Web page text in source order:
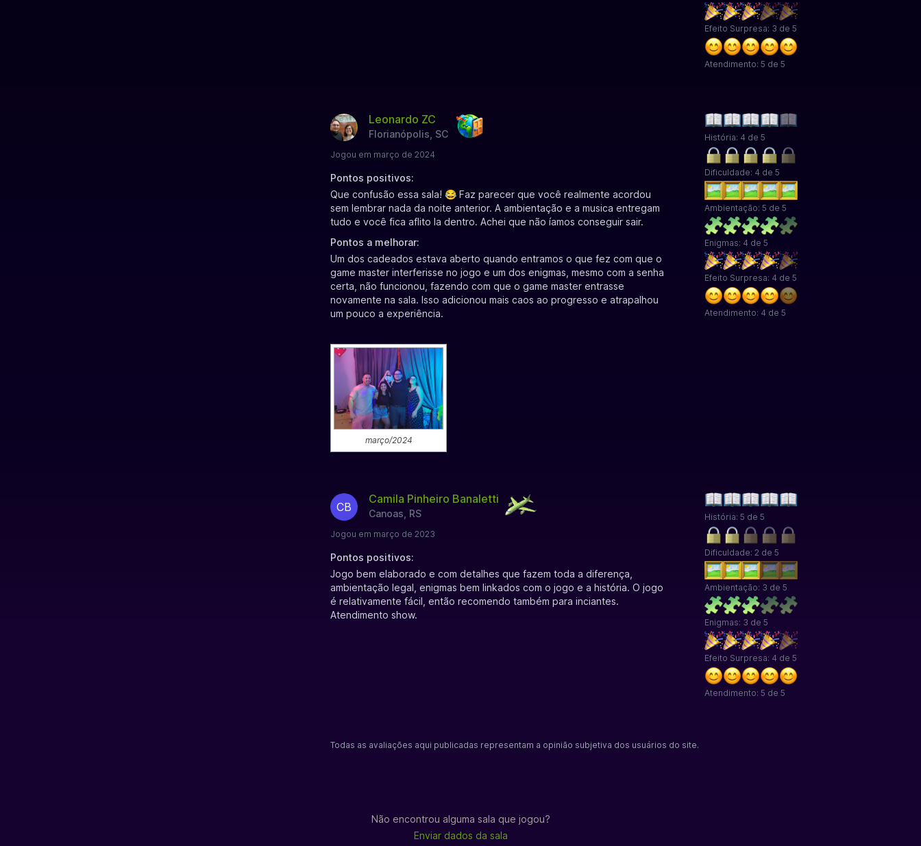
Efeito Surpresa: 3 de 5
Atendimento: 5 de 5
Leonardo ZC
Florianópolis, SC
Jogou em março de 2024
Pontos positivos:
Que confusão essa sala! 😂 Faz parecer que você realmente acordou
sem lembrar nada da noite anterior. A ambientação e a musica entregam
tudo e você fica aflito la dentro. Achei que não íamos conseguir sair.
Pontos a melhorar:
Um dos cadeados estava aberto quando entramos o que fez com que o
game master interferisse no jogo e um dos enigmas, mesmo com a senha
certa, não funcionou, fazendo com que o game master entrasse
novamente na sala. Isso adicionou mais caos ao progresso e atrapalhou
um pouco a experiência.
março/2024
História: 4 de 5
Dificuldade: 4 de 5
Ambientação: 5 de 5
Enigmas: 4 de 5
Efeito Surpresa: 4 de 5
Atendimento: 4 de 5
CB
Camila Pinheiro Banaletti
Canoas, RS
Jogou em março de 2023
Pontos positivos:
Jogo bem elaborado e com detalhes que fazem toda a diferença,
ambientação legal, enigmas bem linkados com o jogo e a história. O jogo
é relativamente fácil, então recomendo também para inciantes.
Atendimento show.
História: 5 de 5
Dificuldade: 2 de 5
Ambientação: 3 de 5
Enigmas: 3 de 5
Efeito Surpresa: 4 de 5
Atendimento: 5 de 5
Todas as avaliações aqui publicadas representam a opinião subjetiva dos usuários do site.
Não encontrou alguma sala que jogou?
Enviar dados da sala